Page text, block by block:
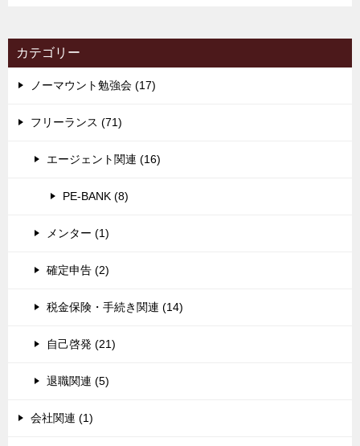
カテゴリー
ノーマウント勉強会 (17)
フリーランス (71)
エージェント関連 (16)
PE-BANK (8)
メンター (1)
確定申告 (2)
税金保険・手続き関連 (14)
自己啓発 (21)
退職関連 (5)
会社関連 (1)